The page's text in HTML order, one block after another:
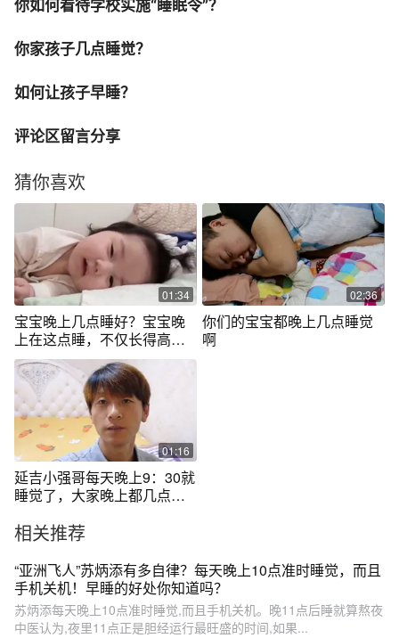
你如何看待学校实施“睡眠令”？
你家孩子几点睡觉？
如何让孩子早睡？
评论区留言分享
猜你喜欢
01:34
宝宝晚上几点睡好？宝宝晚
上在这点睡，不仅长得高还
聪明
02:36
你们的宝宝都晚上几点睡觉
啊
01:16
延吉小强哥每天晚上9：30就
睡觉了，大家晚上都几点睡
相关推荐
“亚洲飞人”苏炳添有多自律？每天晚上10点准时睡觉，而且
手机关机！早睡的好处你知道吗？
苏炳添每天晚上10点准时睡觉,而且手机关机。晚11点后睡就算熬夜
中医认为,夜里11点正是胆经运行最旺盛的时间,如果...